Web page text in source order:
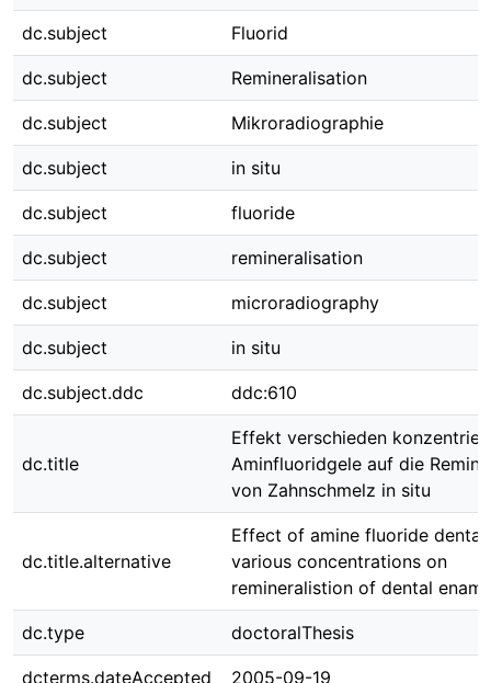
dc.subject Fluorid
dc.subject Remineralisation
dc.subject Mikroradiographie
dc.subject in situ
dc.subject fluoride
dc.subject remineralisation
dc.subject microradiography
dc.subject in situ
dc.subject.ddc ddc:610
dc.title
Effekt verschieden
Aminfluoridgele auf die
von Zahnschmelz in situ
dc.title.alternative
Effect of amine fluoride dental
various concentrations on
remineralistion of dental
dc.type doctoralThesis
dcterms.dateAccepted 2005-09-19